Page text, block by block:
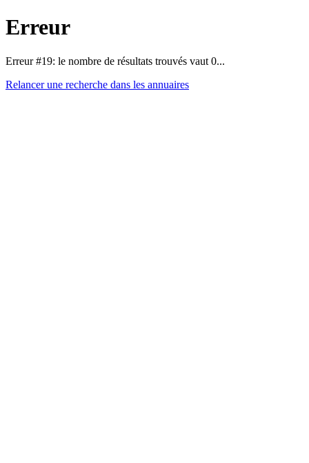
Erreur
Erreur #19: le nombre de résultats trouvés vaut 0...
Relancer une recherche dans les annuaires